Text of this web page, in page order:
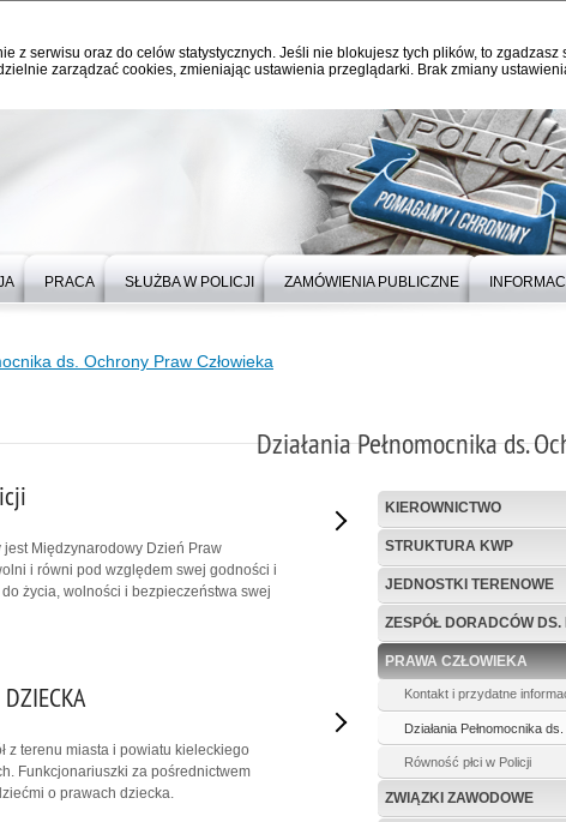
z serwisu oraz do celów statystycznych. Jeśli nie blokujesz tych plików, to zgadzasz
zarządzać cookies, zmieniając ustawienia przeglądarki. Brak zmiany
PRACA SŁUŻBA W POLICJI ZAMÓWIENIA PUBLICZNE
ds. Ochrony Praw Człowieka
Działania Pełnomocnika ds.
KIEROWNICTWO
STRUKTURA KWP
JEDNOSTKI TERENOWE
ZESPÓŁ DORADCÓW DS.
PRAWA CZŁOWIEKA
Kontakt i przydatne
Działania Pełnomocnika
Równość płci w Policji
ZWIĄZKI ZAWODOWE
Międzynarodowy Dzień Praw
i równi pod względem swej godności i
życia, wolności i bezpieczeństwa swej
z terenu miasta i powiatu kieleckiego
Funkcjonariuszki za pośrednictwem
o prawach dziecka.